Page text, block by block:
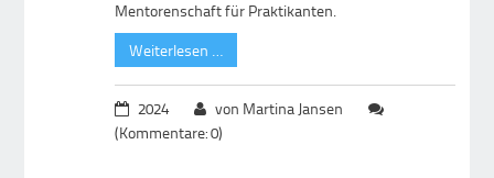
Mentorenschaft für Praktikanten.
Weiterlesen …
2024
von Martina Jansen
(Kommentare: 0)